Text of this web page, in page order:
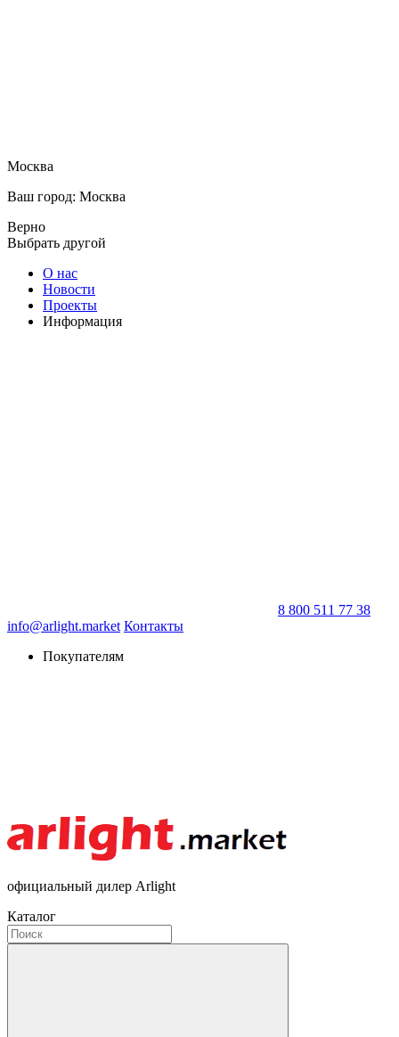
Москва
Ваш город: Москва
Верно
Выбрать другой
О нас
Новости
Проекты
Информация
8 800 511 77 38
info@arlight.market Контакты
Покупателям
официальный дилер Arlight
Каталог